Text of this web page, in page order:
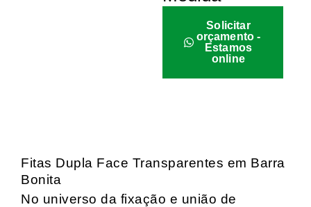
Solicitar
orçamento -
Estamos
online
Fitas Dupla Face Transparentes em Barra
Bonita
No universo da fixação e união de